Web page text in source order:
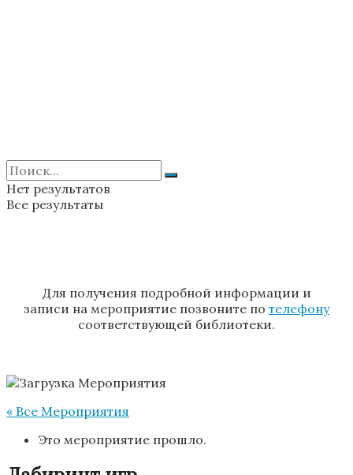
Нет результатов
Все результаты
Для получения подробной информации и
записи на мероприятие позвоните по телефону
соответствующей библиотеки.
« Все Мероприятия
Это мероприятие прошло.